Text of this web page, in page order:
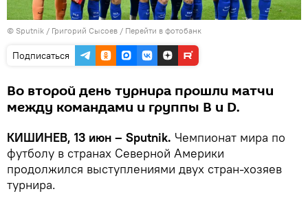
© Sputnik / Григорий Сысоев / Перейти в фотобанк
Подписаться
Во второй день турнира прошли матчи
между командами и группы B и D.
КИШИНЕВ, 13 июн – Sputnik. Чемпионат мира по
футболу в странах Северной Америки
продолжился выступлениями двух стран-хозяев
турнира.